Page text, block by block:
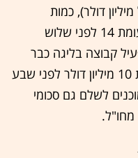
דולר), כמות
הקבוצות בליגה עומדת על 19 (לעומת 14 לפני שלוש
קבוצה בליגה כבר
מתקרבים ל-50 מיליון דולר (לעומת 10 מיליון דולר לפני שבע
לשלם גם סכומי
מחו"ל.